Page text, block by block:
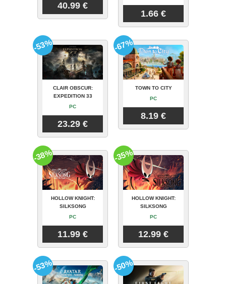
40.99 €
1.66 €
CLAIR OBSCUR:
EXPEDITION 33
PC
23.29 €
-53%
TOWN TO CITY
PC
8.19 €
-67%
HOLLOW KNIGHT:
SILKSONG
PC
11.99 €
-38%
HOLLOW KNIGHT:
SILKSONG
PC
12.99 €
-35%
-53% -50%